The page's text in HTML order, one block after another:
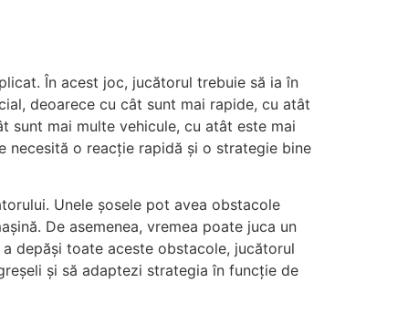
În acest joc, jucătorul trebuie să ia în
deoarece cu cât sunt mai rapide, cu atât
sunt mai multe vehicule, cu atât este mai
necesită o reacție rapidă și o strategie bine
Unele șosele pot avea obstacole
De asemenea, vremea poate juca un
depăși toate aceste obstacole, jucătorul
și să adaptezi strategia în funcție de